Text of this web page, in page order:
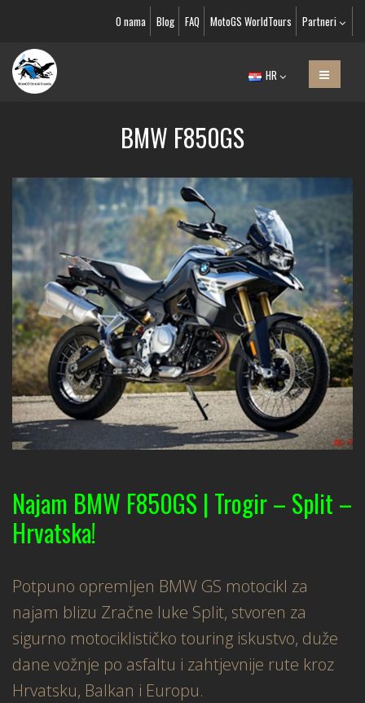
O nama Blog FAQ MotoGS WorldTours Partneri
HR
BMW F850GS
Najam BMW F850GS | Trogir – Split –
Hrvatska!
Potpuno opremljen BMW GS motocikl za
najam blizu Zračne luke Split, stvoren za
sigurno motociklističko touring iskustvo, duže
dane vožnje po asfaltu i zahtjevnije rute kroz
Hrvatsku, Balkan i Europu.